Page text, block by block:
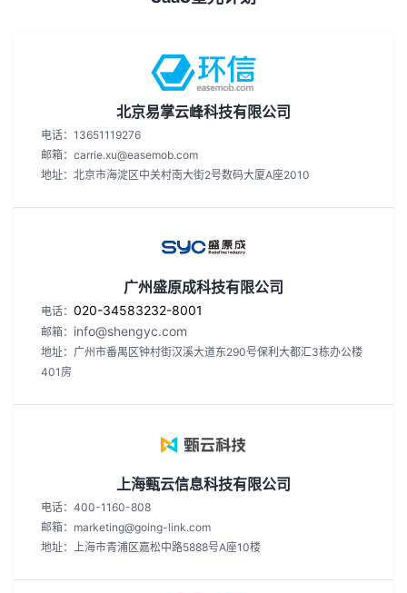
北京易掌云峰科技有限公司
电话：13651119276
邮箱：carrie.xu@easemob.com
地址：北京市海淀区中关村南大街2号数码大厦A座2010
广州盛原成科技有限公司
电话： 020-34583232-8001
邮箱： info@shengyc.com
地址：广州市番禺区钟村街汉溪大道东290号保利大都汇3栋办公楼
401房
上海甄云信息科技有限公司
电话：400-1160-808
邮箱：marketing@going-link.com
地址：上海市青浦区嘉松中路5888号A座10楼